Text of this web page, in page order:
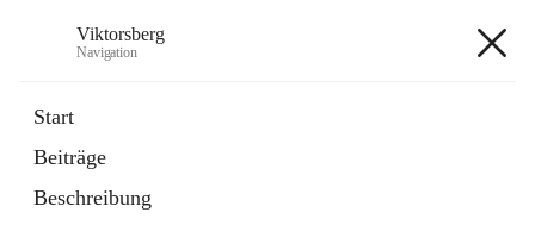
Viktorsberg
Navigation
Start
Beiträge
Beschreibung
1 Schnellzugriff